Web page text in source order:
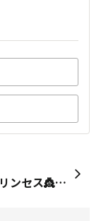
サニープリンセス👸ちゃんも冬越し成功しました ３色購入して、一本だけダメでした お花咲くまでどの色かわからないです🫣 咲いてからのお楽しみとします